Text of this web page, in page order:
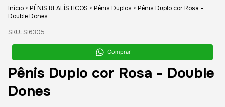
Início > PÊNIS REALÍSTICOS > Pênis Duplos > Pênis Duplo cor Rosa -
Double Dones
SKU: SI6305
Comprar
Pênis Duplo cor Rosa - Double
Dones